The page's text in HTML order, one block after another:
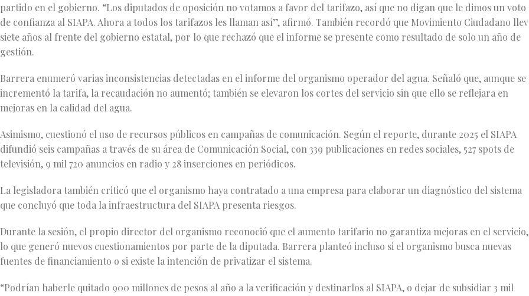
partido en el gobierno. “Los diputados de oposición no votamos a favor del tarifazo, así que no digan que le dimos un voto
de confianza al SIAPA. Ahora a todos los tarifazos les llaman así”, afirmó. También recordó que Movimiento Ciudadano
siete años al frente del gobierno estatal, por lo que rechazó que el informe se presente como resultado de solo un año de
gestión.
Barrera enumeró varias inconsistencias detectadas en el informe del organismo operador del agua. Señaló que, aunque se
incrementó la tarifa, la recaudación no aumentó; también se elevaron los cortes del servicio sin que ello se reflejara en
mejoras en la calidad del agua.
Asimismo, cuestionó el uso de recursos públicos en campañas de comunicación. Según el reporte, durante 2025 el SIAPA
difundió seis campañas a través de su área de Comunicación Social, con 339 publicaciones en redes sociales, 527 spots de
televisión, 9 mil 720 anuncios en radio y 28 inserciones en periódicos.
La legisladora también criticó que el organismo haya contratado a una empresa para elaborar un diagnóstico del sistema
que concluyó que toda la infraestructura del SIAPA presenta riesgos.
Durante la sesión, el propio director del organismo reconoció que el aumento tarifario no garantiza mejoras en el servicio,
lo que generó nuevos cuestionamientos por parte de la diputada. Barrera planteó incluso si el organismo busca nuevas
fuentes de financiamiento o si existe la intención de privatizar el sistema.
“Podrían haberle quitado 900 millones de pesos al año a la verificación y destinarlos al SIAPA, o dejar de subsidiar 3 mil